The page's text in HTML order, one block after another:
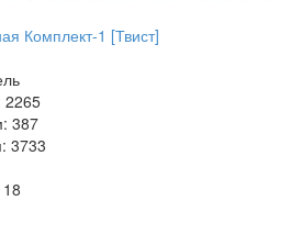
Комплект-1 [Твист]
2265
387
3733